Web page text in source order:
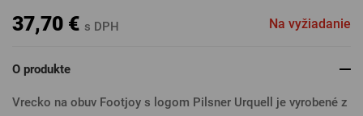
37,70 € s DPH Na vyžiadanie
O produkte
Vrecko na obuv Footjoy s logom Pilsner Urquell je vyrobené z